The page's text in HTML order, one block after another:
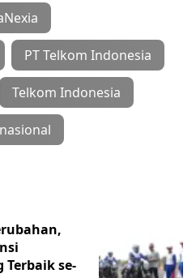
PT Telkom Indonesia
Telkom Indonesia
se-